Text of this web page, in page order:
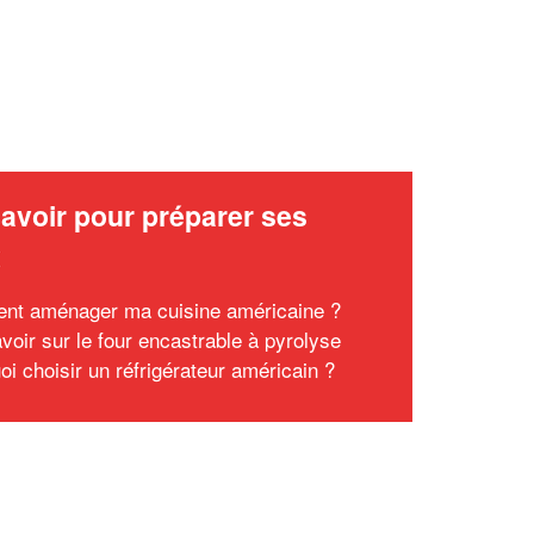
pour préparer ses
aménager ma cuisine américaine ?
sur le four encastrable à pyrolyse
choisir un réfrigérateur américain ?